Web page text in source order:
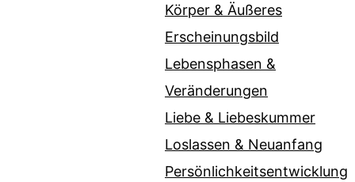
Körper & Äußeres
Erscheinungsbild
Lebensphasen &
Veränderungen
Liebe & Liebeskummer
Loslassen & Neuanfang
Persönlichkeitsentwicklung